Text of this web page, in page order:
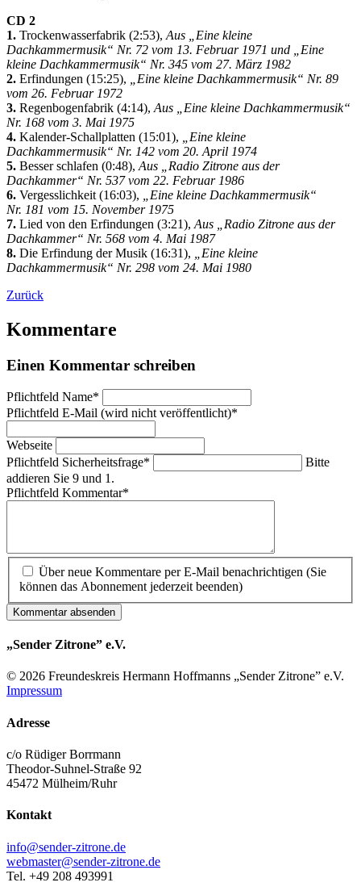
CD 2
1. Trockenwasserfabrik (2:53), Aus „Eine kleine
Dachkammermusik“ Nr. 72 vom 13. Februar 1971 und „Eine
kleine Dachkammermusik“ Nr. 345 vom 27. März 1982
2. Erfindungen (15:25),
„Eine kleine Dachkammermusik“ Nr. 89
vom 26. Februar 1972
3. Regenbogenfabrik (4:14), Aus „Eine kleine Dachkammermusik“
Nr. 168 vom 3. Mai 1975
4. Kalender-Schallplatten (15:01),
„Eine kleine
Dachkammermusik“ Nr. 142 vom 20. April 1974
5. Besser schlafen (0:48), Aus „Radio Zitrone aus der
Dachkammer“ Nr. 537 vom 22. Februar 1986
6. Vergesslichkeit (16:03),
„Eine kleine Dachkammermusik“
Nr. 181 vom 15. November 1975
7. Lied von den Erfindungen (3:21), Aus „Radio Zitrone aus der
Dachkammer“ Nr. 568 vom 4. Mai 1987
8. Die Erfindung der Musik (16:31),
„Eine kleine
Dachkammermusik“ Nr. 298 vom 24. Mai 1980
Zurück
Kommentare
Einen Kommentar schreiben
Pflichtfeld Name*
Pflichtfeld E-Mail (wird nicht veröffentlicht)*
Webseite
Pflichtfeld Sicherheitsfrage*
Bitte
addieren Sie 9 und 1.
Pflichtfeld Kommentar*
Über neue Kommentare per E-Mail benachrichtigen (Sie
können das Abonnement jederzeit beenden)
Kommentar absenden
„Sender Zitrone” e.V.
© 2026 Freundes­kreis Her­mann Hoff­manns „Sender Zitrone” e.V.
Impressum
Adresse
c/o Rüdiger Borrmann
Theodor-Suhnel-Straße 92
45472 Mülheim/Ruhr
Kontakt
info@sender-zitrone.de
webmaster@sender-zitrone.de
Tel. +49 208 493991